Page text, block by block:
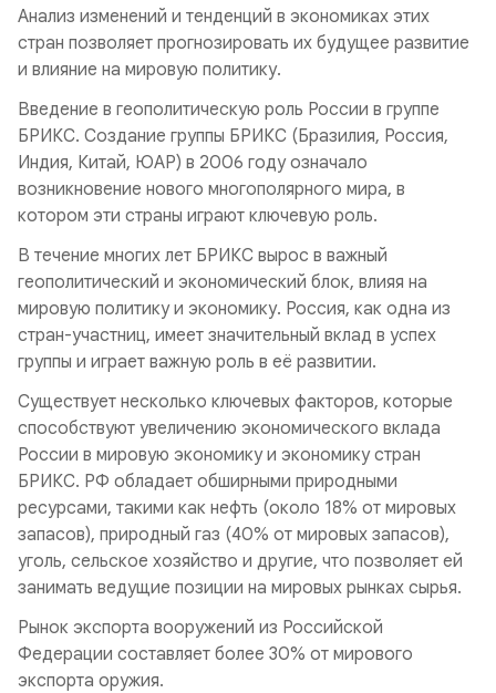
Анализ изменений и тенденций в экономиках этих
стран позволяет прогнозировать их будущее развитие
и влияние на мировую политику.
Введение в геополитическую роль России в группе
БРИКС. Создание группы БРИКС (Бразилия, Россия,
Индия, Китай, ЮАР) в 2006 году означало
возникновение нового многополярного мира, в
котором эти страны играют ключевую роль.
В течение многих лет БРИКС вырос в важный
геополитический и экономический блок, влияя на
мировую политику и экономику. Россия, как одна из
стран-участниц, имеет значительный вклад в успех
группы и играет важную роль в её развитии.
Существует несколько ключевых факторов, которые
способствуют увеличению экономического вклада
России в мировую экономику и экономику стран
БРИКС. РФ обладает обширными природными
ресурсами, такими как нефть (около 18% от мировых
запасов), природный газ (40% от мировых запасов),
уголь, сельское хозяйство и другие, что позволяет ей
занимать ведущие позиции на мировых рынках сырья.
Рынок экспорта вооружений из Российской
Федерации составляет более 30% от мирового
экспорта оружия.